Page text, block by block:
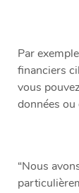
Par
financiers
vous
données
“Nous